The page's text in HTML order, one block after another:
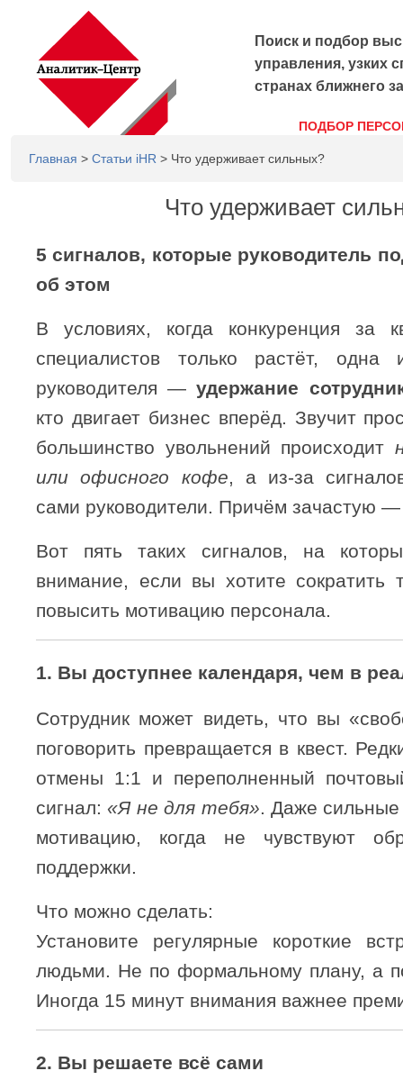
Поиск и подбор
управления, узких
странах ближнего
ПОДБОР
Главная > Статьи iHR > Что удерживает сильных?
Что удерживает
5 сигналов, которые руководитель
об этом
В условиях, когда конкуренция за
специалистов только растёт, одна
руководителя —удержание
кто двигает бизнес вперёд. Звучит
большинство увольнений происходит
или офисного кофе, а из-за
сами руководители. Причём зачастую
Вот пять таких сигналов, на
внимание, если вы хотите сократить
повысить мотивацию персонала.
1. Вы доступнее календаря, чем в
Сотрудник может видеть, что вы
поговорить превращается в квест.
отмены 1:1 и переполненный
сигнал:«Я не для тебя». Даже сильные
мотивацию, когда не чувствуют
поддержки.
Что можно сделать:
Установите регулярные короткие
людьми. Не по формальному плану, а
Иногда 15 минут внимания важнее
2. Вы решаете всё сами